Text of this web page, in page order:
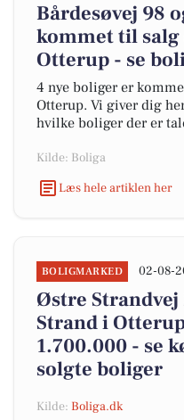
Bårdesøvej 98
kommet til salg
Otterup - se
4 nye boliger er
Otterup. Vi giver dig
hvilke boliger der er
Kilde: Boliga
Læs hele artiklen her
BOLIGMARKED 02-08-
Østre
Strand i
1.700.000 - se
solgte boliger
Kilde: Boliga.dk